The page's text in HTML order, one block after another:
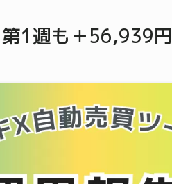
第1週も＋56,939